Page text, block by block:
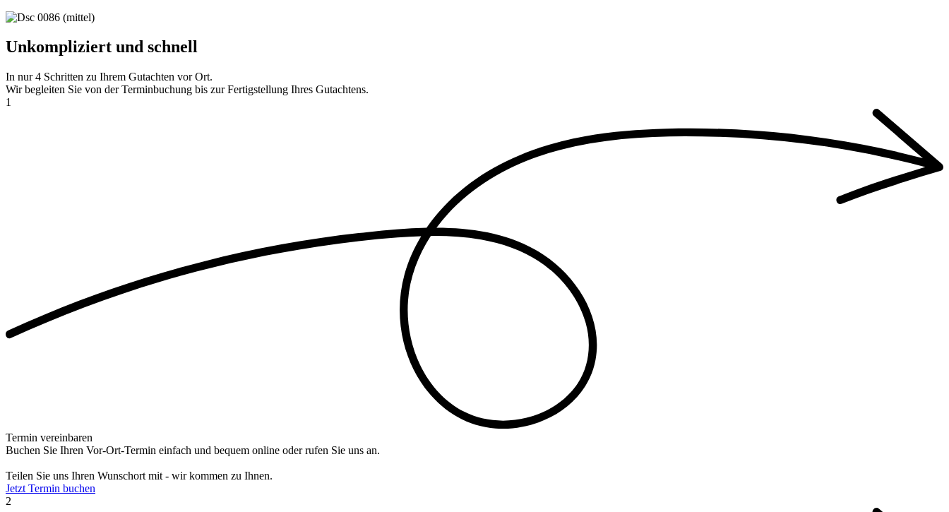
Unkompliziert und schnell
In nur4 Schritten zu Ihrem Gutachten vor Ort.
Wir begleiten Sie von der Terminbuchung bis zur Fertigstellung Ihres Gutachtens.
1
Termin vereinbaren
Buchen Sie Ihren Vor-Ort-Termin einfach und bequem online oder rufen Sie uns an.
Teilen Sie uns Ihren Wunschort mit - wir kommen zu Ihnen.
Jetzt Termin buchen
2